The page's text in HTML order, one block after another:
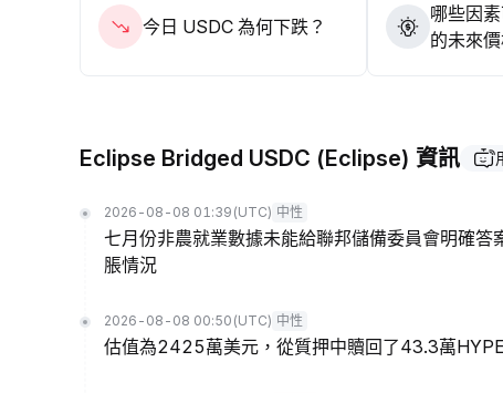
今日 USDC 為何下跌？
哪些因
的未來價
Eclipse Bridged USDC (Eclipse) 資訊
2026-08-08 01:39 (UTC) 中性
七月份非農就業數據未能給聯邦儲備委員會明確
脹情況
2026-08-08 00:50 (UTC) 中性
估值為2425萬美元，從質押中贖回了43.3萬